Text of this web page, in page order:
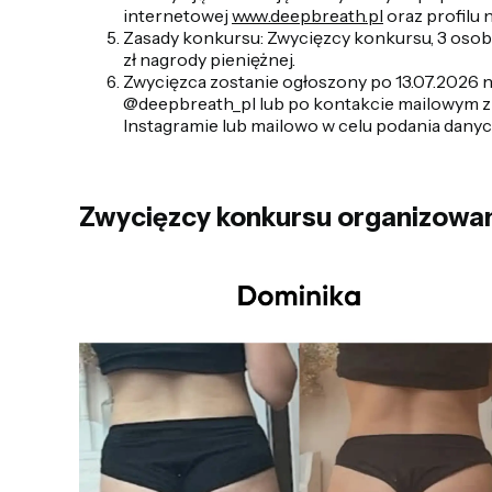
internetowej www.deepbreath.pl oraz profilu
Zasady konkursu: Zwycięzcy konkursu, 3
zł nagrody pieniężnej.
Zwycięzca zostanie ogłoszony po
@deepbreath_pl lub po kontakcie mailowym
Instagramie lub mailowo w celu podania
Zwycięzcy konkursu